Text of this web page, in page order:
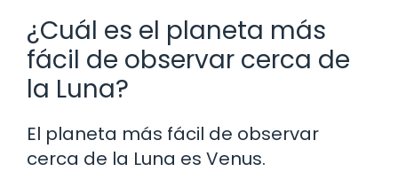
¿Cuál es el planeta más
fácil de observar cerca de
la Luna?
El planeta más fácil de observar
cerca de la Luna es Venus.